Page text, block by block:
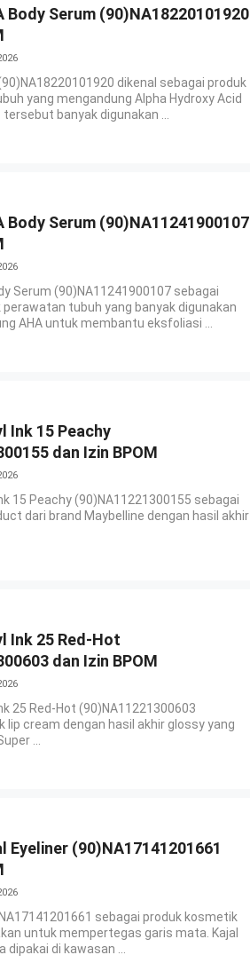
Body Serum (90)NA18220101920
dikenal sebagai produk
yang mengandung Alpha Hydroxy Acid
banyak digunakan ...
Body Serum (90)NA11241900107
Serum (90)NA11241900107 sebagai
tubuh yang banyak digunakan
AHA untuk membantu eksfoliasi ...
Ink 15 Peachy
dan Izin BPOM
15 Peachy (90)NA11221300155 sebagai
dari brand Maybelline dengan hasil akhir
Ink 25 Red-Hot
dan Izin BPOM
25 Red-Hot (90)NA11221300603
lip cream dengan hasil akhir glossy yang
...
Eyeliner (90)NA17141201661
sebagai produk kosmetik
untuk mempertegas garis mata. Kajal
di kawasan ...